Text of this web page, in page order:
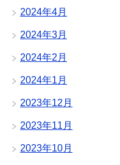
2024年4月
2024年3月
2024年2月
2024年1月
2023年12月
2023年11月
2023年10月